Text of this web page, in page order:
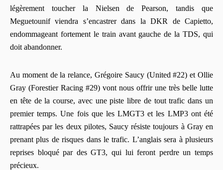
légèrement toucher la Nielsen de Pearson, tandis que
Meguetounif viendra s’encastrer dans la DKR de Capietto,
endommageant fortement le train avant gauche de la TDS, qui
doit abandonner.
Au moment de la relance, Grégoire Saucy (United #22) et Ollie
Gray (Forestier Racing #29) vont nous offrir une très belle lutte
en tête de la course, avec une piste libre de tout trafic dans un
premier temps. Une fois que les LMGT3 et les LMP3 ont été
rattrapées par les deux pilotes, Saucy résiste toujours à Gray en
prenant plus de risques dans le trafic. L’anglais sera à plusieurs
reprises bloqué par des GT3, qui lui feront perdre un temps
précieux.